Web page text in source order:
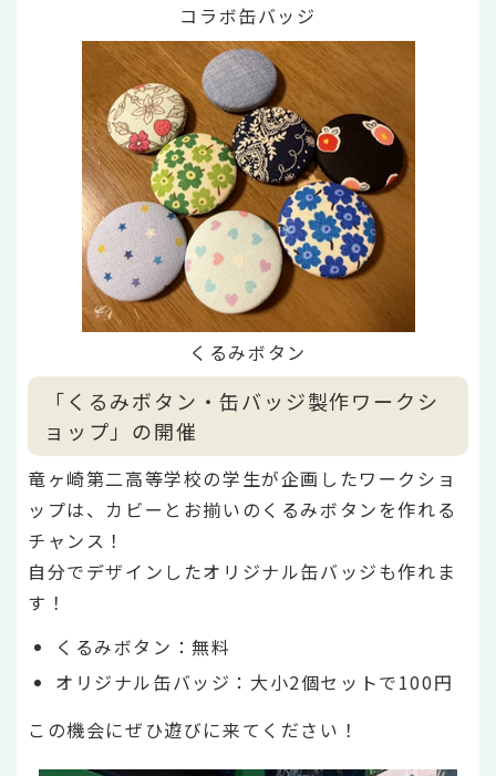
コラボ缶バッジ
くるみボタン
「くるみボタン・缶バッジ製作ワークシ
ョップ」の開催
竜ヶ崎第二高等学校の学生が企画したワークショ
ップは、カビーとお揃いのくるみボタンを作れる
チャンス！
自分でデザインしたオリジナル缶バッジも作れま
す！
くるみボタン：無料
オリジナル缶バッジ：大小2個セットで100円
この機会にぜひ遊びに来てください！